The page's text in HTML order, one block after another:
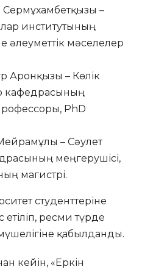
Сермұхамбетқызы –
институтының
мәселелер
Аронқызы – Көлік
кафедрасының
PhD
– Сәулет
меңгерушісі,
магистрі.
студенттеріне
етіліп, ресми түрде
қабылданды.
кейін, «Еркін